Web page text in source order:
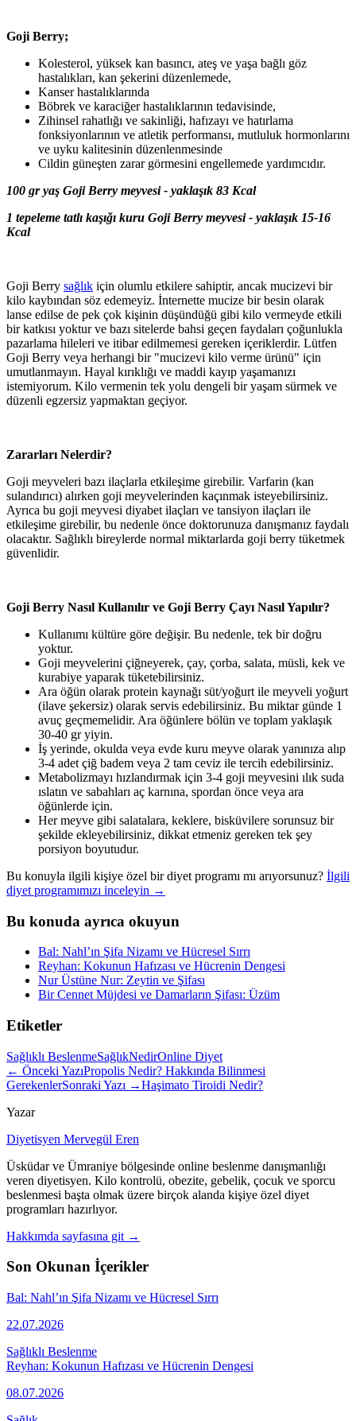
Goji Berry;
Kolesterol, yüksek kan basıncı, ateş ve yaşa bağlı göz
hastalıkları, kan şekerini düzenlemede,
Kanser hastalıklarında
Böbrek ve karaciğer hastalıklarının tedavisinde,
Zihinsel rahatlığı ve sakinliği, hafızayı ve hatırlama
fonksiyonlarının ve atletik performansı, mutluluk hormonlarını
ve uyku kalitesinin düzenlenmesinde
Cildin güneşten zarar görmesini engellemede yardımcıdır.
100 gr yaş Goji Berry meyvesi - yaklaşık 83 Kcal
1 tepeleme tatlı kaşığı kuru Goji Berry meyvesi - yaklaşık 15-16
Kcal
Goji Berry sağlık için olumlu etkilere sahiptir, ancak mucizevi bir
kilo kaybından söz edemeyiz. İnternette mucize bir besin olarak
lanse edilse de pek çok kişinin düşündüğü gibi kilo vermeyde etkili
bir katkısı yoktur ve bazı sitelerde bahsi geçen faydaları çoğunlukla
pazarlama hileleri ve itibar edilmemesi gereken içeriklerdir. Lütfen
Goji Berry veya herhangi bir "mucizevi kilo verme ürünü" için
umutlanmayın. Hayal kırıklığı ve maddi kayıp yaşamanızı
istemiyorum. Kilo vermenin tek yolu dengeli bir yaşam sürmek ve
düzenli egzersiz yapmaktan geçiyor.
Zararları Nelerdir?
Goji meyveleri bazı ilaçlarla etkileşime girebilir. Varfarin (kan
sulandırıcı) alırken goji meyvelerinden kaçınmak isteyebilirsiniz.
Ayrıca bu goji meyvesi diyabet ilaçları ve tansiyon ilaçları ile
etkileşime girebilir, bu nedenle önce doktorunuza danışmanız faydalı
olacaktır. Sağlıklı bireylerde normal miktarlarda goji berry tüketmek
güvenlidir.
Goji Berry Nasıl Kullanılır ve Goji Berry Çayı Nasıl Yapılır?
Kullanımı kültüre göre değişir. Bu nedenle, tek bir doğru
yoktur.
Goji meyvelerini çiğneyerek, çay, çorba, salata, müsli, kek ve
kurabiye yaparak tüketebilirsiniz.
Ara öğün olarak protein kaynağı süt/yoğurt ile meyveli yoğurt
(ilave şekersiz) olarak servis edebilirsiniz. Bu miktar günde 1
avuç geçmemelidir. Ara öğünlere bölün ve toplam yaklaşık
30-40 gr yiyin.
İş yerinde, okulda veya evde kuru meyve olarak yanınıza alıp
3-4 adet çiğ badem veya 2 tam ceviz ile tercih edebilirsiniz.
Metabolizmayı hızlandırmak için 3-4 goji meyvesini ılık suda
ıslatın ve sabahları aç karnına, spordan önce veya ara
öğünlerde için.
Her meyve gibi salatalara, keklere, bisküvilere sorunsuz bir
şekilde ekleyebilirsiniz, dikkat etmeniz gereken tek şey
porsiyon boyutudur.
Bu konuyla ilgili kişiye özel bir diyet programı mı arıyorsunuz? İlgili
diyet programımızı inceleyin →
Bu konuda ayrıca okuyun
Bal: Nahl’ın Şifa Nizamı ve Hücresel Sırrı
Reyhan: Kokunun Hafızası ve Hücrenin Dengesi
Nur Üstüne Nur: Zeytin ve Şifası
Bir Cennet Müjdesi ve Damarların Şifası: Üzüm
Etiketler
Sağlıklı BeslenmeSağlıkNedirOnline Diyet
← Önceki YazıPropolis Nedir? Hakkında Bilinmesi
GerekenlerSonraki Yazı →Haşimato Tiroidi Nedir?
Yazar
Diyetisyen Mervegül Eren
Üsküdar ve Ümraniye bölgesinde online beslenme danışmanlığı
veren diyetisyen. Kilo kontrolü, obezite, gebelik, çocuk ve sporcu
beslenmesi başta olmak üzere birçok alanda kişiye özel diyet
programları hazırlıyor.
Hakkımda sayfasına git →
Son Okunan İçerikler
Bal: Nahl’ın Şifa Nizamı ve Hücresel Sırrı
22.07.2026
Sağlıklı Beslenme
Reyhan: Kokunun Hafızası ve Hücrenin Dengesi
08.07.2026